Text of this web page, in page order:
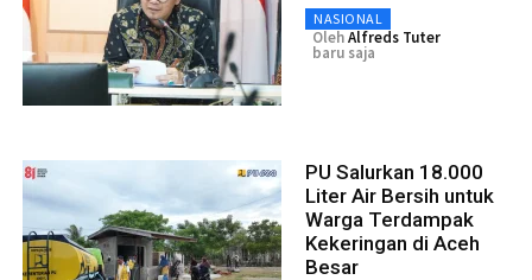
NASIONAL
OlehAlfreds Tuter
baru saja
PU Salurkan 18.000
Liter Air Bersih untuk
Warga Terdampak
Kekeringan di Aceh
Besar